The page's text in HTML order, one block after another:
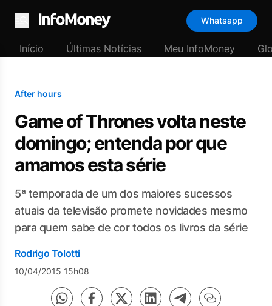
Menu
Whatsapp
Início Últimas Notícias Meu InfoMoney
After hours
Game of Thrones volta neste
domingo; entenda por que
amamos esta série
5ª temporada de um dos maiores sucessos
atuais da televisão promete novidades mesmo
para quem sabe de cor todos os livros da série
Rodrigo Tolotti
10/04/2015 15h08